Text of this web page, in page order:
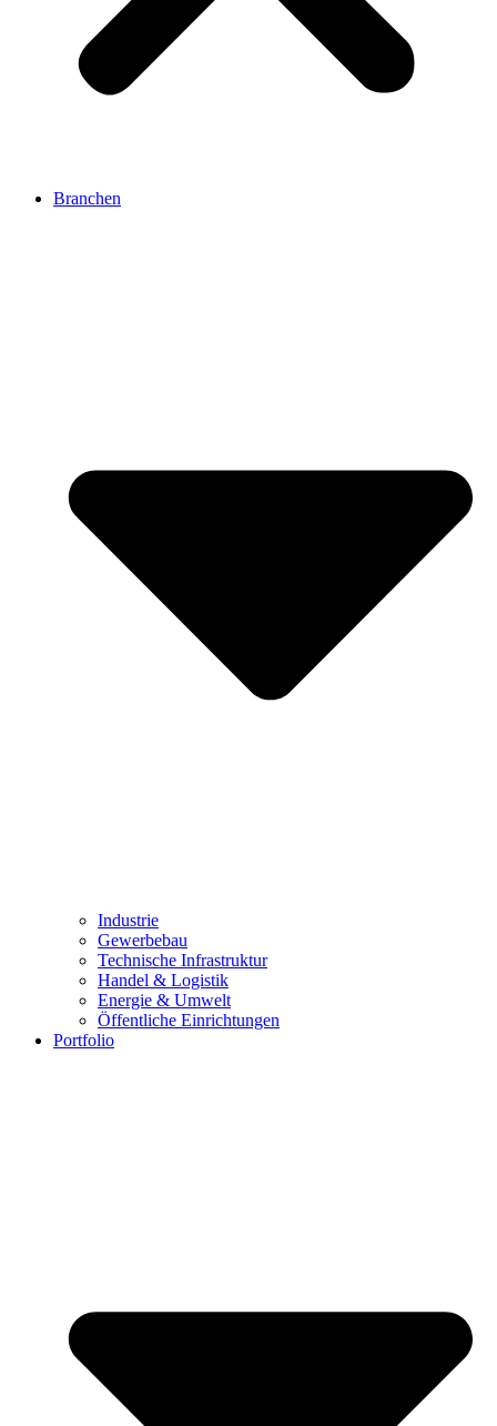
Branchen
Industrie
Gewerbebau
Technische Infrastruktur
Handel & Logistik
Energie & Umwelt
Öffentliche Einrichtungen
Portfolio